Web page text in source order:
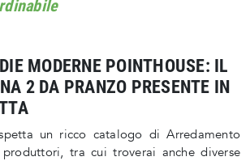
MODERNE POINTHOUSE: IL
2 DA PRANZO PRESENTE IN
un ricco catalogo di Arredamento
tra cui troverai anche diverse